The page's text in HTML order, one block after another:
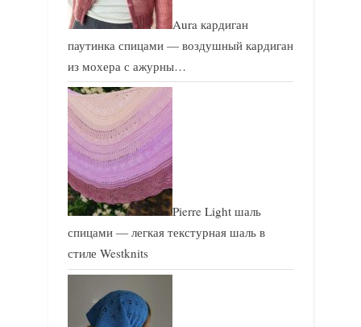
Aura кардиган
паутинка спицами — воздушный кардиган
из мохера с ажурны…
Pierre Light шаль
спицами — легкая текстурная шаль в
стиле Westknits